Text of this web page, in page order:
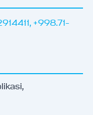
+998.71-